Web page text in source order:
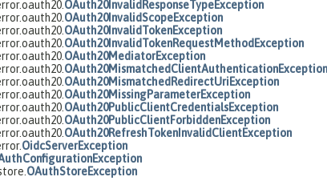
OAuth20InvalidResponseTypeException
OAuth20InvalidScopeException
OAuth20InvalidTokenException
OAuth20InvalidTokenRequestMethodException
OAuth20MediatorException
OAuth20MismatchedClientAuthenticationException
OAuth20MismatchedRedirectUriException
OAuth20MissingParameterException
OAuth20PublicClientCredentialsException
OAuth20PublicClientForbiddenException
OAuth20RefreshTokenInvalidClientException
OidcServerException
OAuthStoreException